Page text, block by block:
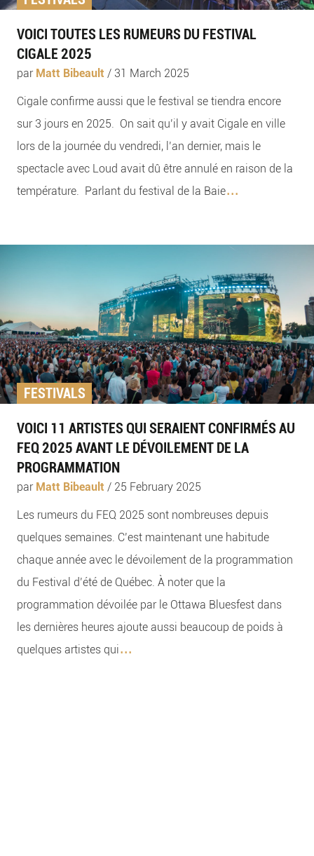
VOICI TOUTES LES RUMEURS DU FESTIVAL
CIGALE 2025
par Matt Bibeault / 31 March 2025
Cigale confirme aussi que le festival se tiendra encore
sur 3 jours en 2025. On sait qu’il y avait Cigale en ville
lors de la journée du vendredi, l’an dernier, mais le
spectacle avec Loud avait dû être annulé en raison de la
température. Parlant du festival de la Baie...
FESTIVALS
VOICI 11 ARTISTES QUI SERAIENT CONFIRMÉS AU
FEQ 2025 AVANT LE DÉVOILEMENT DE LA
PROGRAMMATION
par Matt Bibeault / 25 February 2025
Les rumeurs du FEQ 2025 sont nombreuses depuis
quelques semaines. C’est maintenant une habitude
chaque année avec le dévoilement de la programmation
du Festival d’été de Québec. À noter que la
programmation dévoilée par le Ottawa Bluesfest dans
les dernières heures ajoute aussi beaucoup de poids à
quelques artistes qui...